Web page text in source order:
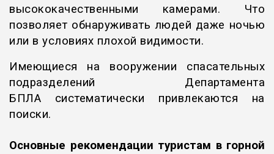
высококачественными камерами. Что
позволяет обнаруживать людей даже ночью
или в условиях плохой видимости.
Имеющиеся на вооружении спасательных
подразделений Департамента
БПЛА систематически привлекаются на
поиски.
Основные рекомендации туристам в горной